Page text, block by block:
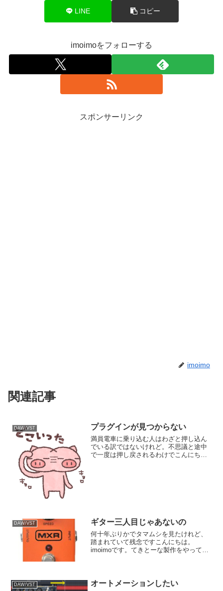
LINE コピー
imoimoをフォローする
スポンサーリンク
imoimo
関連記事
DAW/VST プラグインが見つからない
満員電車に乗り込む人はわざと押し込ん
でいる訳ではないけれど。不思議と途中
で一度は押し戻されるわけでこんにち
DAW/VST ギター三人目じゃあないの
何十年ぶりかでタマムシを見たけれど、
踏まれていて残念ですこんにちは。
imoimoです。てきとーな製作をやってお
て。ようやくギター二人に...
DAW/VST オートメーションしたい